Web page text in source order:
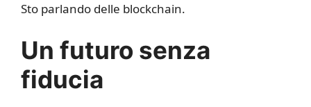
Sto parlando delle blockchain.
Un futuro senza
fiducia